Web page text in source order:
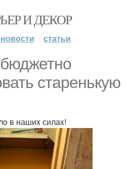
И ДЕКОР
новости статьи
стаpенькую
в нашиx силаx!